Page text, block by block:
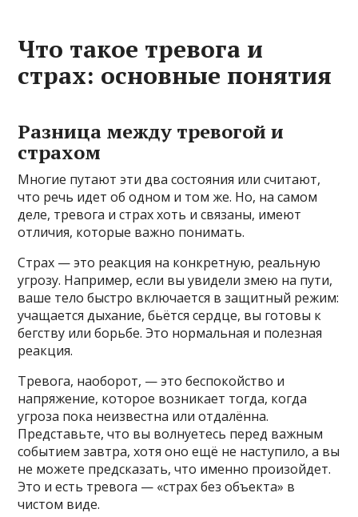
Что такое тревога и
страх: основные понятия
Разница между тревогой и
страхом
Многие путают эти два состояния или считают,
что речь идет об одном и том же. Но, на самом
деле, тревога и страх хоть и связаны, имеют
отличия, которые важно понимать.
Страх — это реакция на конкретную, реальную
угрозу. Например, если вы увидели змею на пути,
ваше тело быстро включается в защитный режим:
учащается дыхание, бьётся сердце, вы готовы к
бегству или борьбе. Это нормальная и полезная
реакция.
Тревога, наоборот, — это беспокойство и
напряжение, которое возникает тогда, когда
угроза пока неизвестна или отдалённа.
Представьте, что вы волнуетесь перед важным
событием завтра, хотя оно ещё не наступило, а вы
не можете предсказать, что именно произойдет.
Это и есть тревога — «страх без объекта» в
чистом виде.